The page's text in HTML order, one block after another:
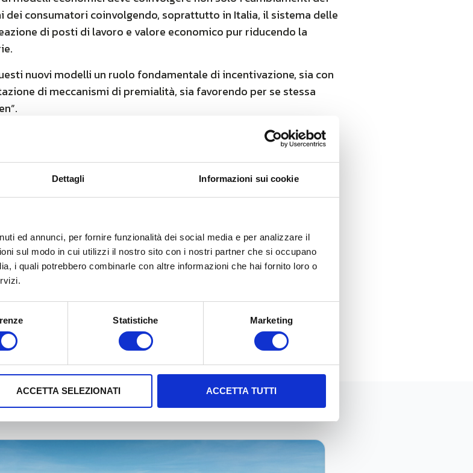
Dettagli Informazioni sui cookie
ed annunci, per fornire funzionalità dei social media e per analizzare il
sul modo in cui utilizzi il nostro sito con i nostri partner che si occupano
i quali potrebbero combinarle con altre informazioni che hai fornito loro o
Statistiche Marketing
ACCETTA SELEZIONATI ACCETTA TUTTI
consumatori coinvolgendo, soprattutto in Italia, il sistema delle
di posti di lavoro e valore economico pur riducendo la
nuovi modelli un ruolo fondamentale di incentivazione, sia con
di meccanismi di premialità, sia favorendo per se stessa
poter avviare un efficace cambiamento dei processi e dei
che stimoli la nascita di nuovi modelli di business e che
livello di circolarità di un prodotto.
del 30,57% – attraverso la propria rete IoT LoRaWan. già estera
Lazio, renderà possibile la gestione di device a costi contenuti e
di ricevere informazioni sui livelli di conferimento, sullo
richieste di processo o di servizio.